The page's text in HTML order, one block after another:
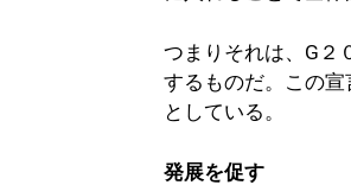
つまりそれは、G２
するものだ。この宣
としている。
発展を促す